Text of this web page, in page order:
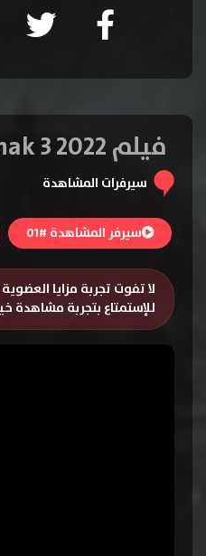
فيلم Kuntilanak 3 2022 مترجم
سيرفرات المشاهدة
سيرفر المشاهدة #01
لا تفوت تجربة مزايا
للإستمتاع بتجربة مشاهدة